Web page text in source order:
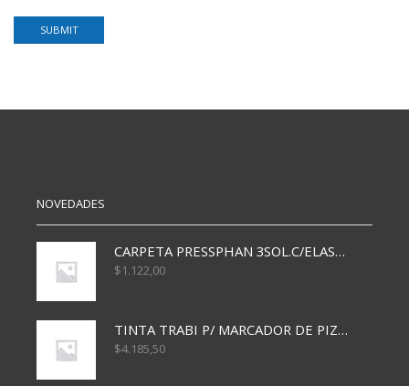
NOVEDADES
CARPETA PRESSPHAN 3SOL.C/ELAST MARRON A4 P01A
$1.122,00
TINTA TRABI P/ MARCADOR DE PIZARRA x30ml AZUL
$4.185,50